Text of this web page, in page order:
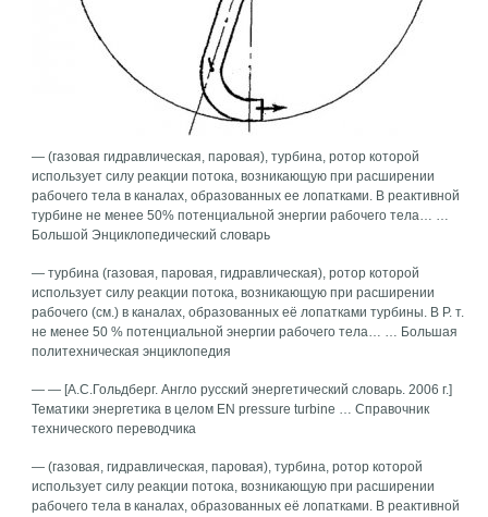
— (газовая гидравлическая, паровая), турбина, ротор которой
использует силу реакции потока, возникающую при расширении
рабочего тела в каналах, образованных ее лопатками. В реактивной
турбине не менее 50% потенциальной энергии рабочего тела… …
Большой Энциклопедический словарь
— турбина (газовая, паровая, гидравлическая), ротор которой
использует силу реакции потока, возникающую при расширении
рабочего (см.) в каналах, образованных её лопатками турбины. В Р. т.
не менее 50 % потенциальной энергии рабочего тела… … Большая
политехническая энциклопедия
— — [А.С.Гольдберг. Англо русский энергетический словарь. 2006 г.]
Тематики энергетика в целом EN pressure turbine … Справочник
технического переводчика
— (газовая, гидравлическая, паровая), турбина, ротор которой
использует силу реакции потока, возникающую при расширении
рабочего тела в каналах, образованных её лопатками. В реактивной